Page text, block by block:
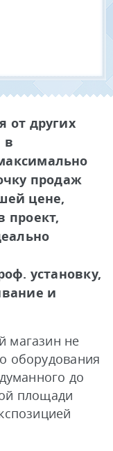
от других
в
продаж
цене,
проект,
установку,
и
магазин не
оборудования
до
площади